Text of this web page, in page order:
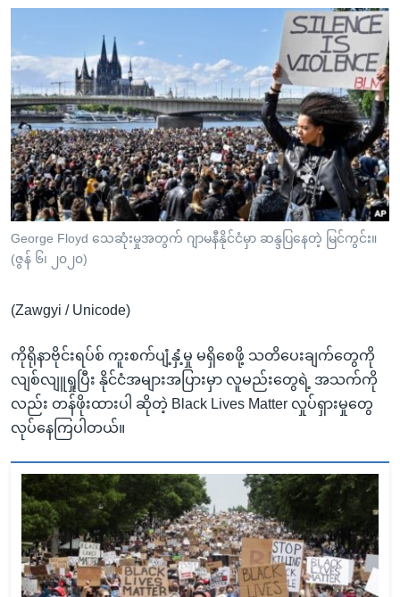
ရန်
ပင်မ
အ
ညွန်း
စာမျက်နှာ
သို့
ကျော်
ကြည့်
ရန်
ရန်
သို့
ကျော်
ရန်
အမေရိကန်သုံးအီဒီယံ
မကြေးမုံရဲ့ အင်္ဂလိပ်စာ
ရုပ်ရှင်ထဲက အင်္ဂလိပ်စာ
သုတပဒေသာ အင်္ဂလိပ်စာ
အပတ်စဉ်ကဏ္ဍများ
ရေဒီယို
တီဗွီ
ရေဒီယိုနှင့်ရုပ်သံ အချက်အလက်များ
ရေဒီယို/တီဗွီအစီအစဉ်
Learning English
ဗွီအိုအေ လူမှုကွန်ယက်များ
George Floyd သေဆုံးမှုအတွက် ဂျာမနီနိုင်ငံမှာ ဆန္ဒပြနေတဲ့ မြင်ကွင်း။
(ဇွန် ၆၊ ၂၀၂၀)
(Zawgyi / Unicode)
ကိုရိုနာဗိုင်းရပ်စ် ကူးစက်ပျံ့နှံ့မှု မရှိစေဖို့ သတိပေးချက်တွေကို
လျစ်လျူရှုပြီး နိုင်ငံအများအပြားမှာ လူမည်းတွေရဲ့ အသက်ကို
လည်း တန်ဖိုးထားပါ ဆိုတဲ့ Black Lives Matter လှုပ်ရှားမှုတွေ
လုပ်နေကြပါတယ်။